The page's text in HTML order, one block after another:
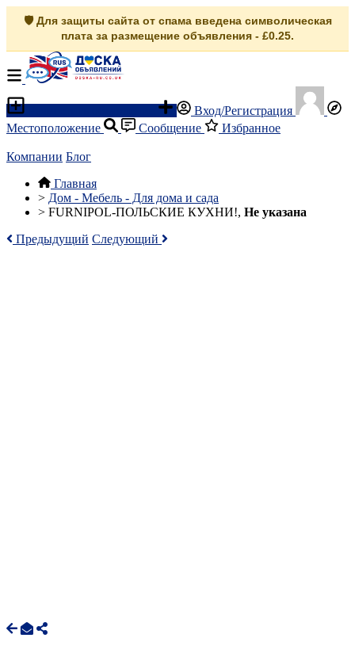
🛡️ Для защиты сайта от спама введена символическая
плата за размещение объявления - £0.25.
Вход/Регистрация
Местоположение
Сообщение Избранное
Компании Блог
Главная
> Дом - Мебель - Для дома и сада
> FURNIPOL-ПОЛЬСКИЕ КУХНИ!, Не указана
Предыдущий Следующий